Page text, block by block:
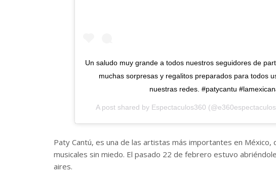
Un saludo muy grande a todos nuestros seguidores de
muchas sorpresas y regalitos preparados para todos
nuestras redes. #patycantu
A post shared by Espectaculos360
Paty Cantú, es una de las artistas más importantes en
musicales sin miedo. El pasado 22 de febrero estuvo
aires.